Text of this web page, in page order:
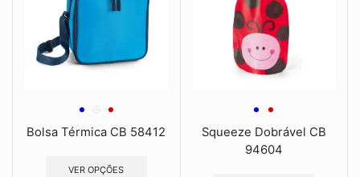
Bolsa Térmica CB 58412
VER OPÇÕES
Squeeze Dobrável CB
94604